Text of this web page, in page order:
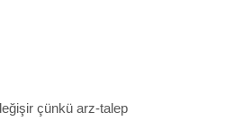
çünkü arz-talep